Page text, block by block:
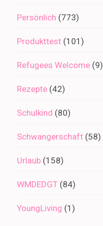
Persönlich (773)
Produkttest (101)
Refugees Welcome (9)
Rezepte (42)
Schulkind (80)
Schwangerschaft (58)
Urlaub (158)
WMDEDGT (84)
YoungLiving (1)